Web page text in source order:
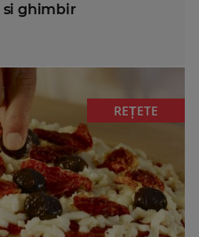
si ghimbir
REȚETE